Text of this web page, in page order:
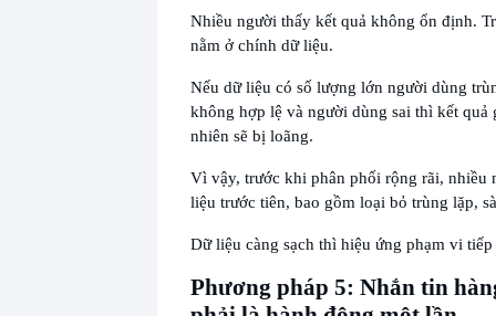
Nhiều người thấy kết quả không ổn định.
nằm ở chính dữ liệu.
Nếu dữ liệu có số lượng lớn người dùng
không hợp lệ và người dùng sai thì kết quả
nhiên sẽ bị loãng.
Vì vậy, trước khi phân phối rộng rãi, nhiều
liệu trước tiên, bao gồm loại bỏ trùng lặp,
Dữ liệu càng sạch thì hiệu ứng phạm vi
Phương pháp 5: Nhắn tin